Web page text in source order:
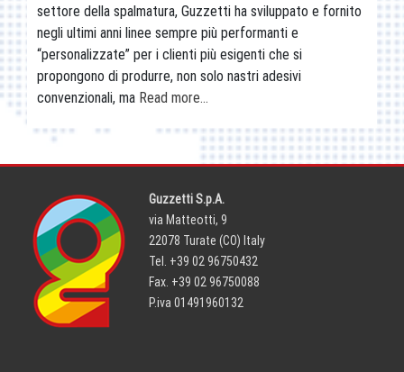
settore della spalmatura, Guzzetti ha sviluppato e fornito
negli ultimi anni linee sempre più performanti e
“personalizzate” per i clienti più esigenti che si
propongono di produrre, non solo nastri adesivi
convenzionali, ma Read more…
Guzzetti S.p.A.
via Matteotti, 9
22078 Turate (CO) Italy
Tel. +39 02 96750432
Fax. +39 02 96750088
P.iva 01491960132